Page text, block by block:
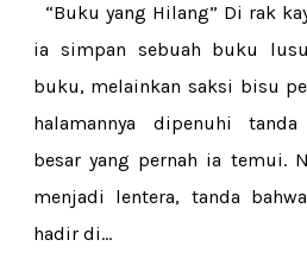
“Buku yang Hilang” Di rak
ia simpan sebuah buku
buku, melainkan saksi bisu
halamannya dipenuhi
besar yang pernah ia temui.
menjadi lentera, tanda
hadir di...